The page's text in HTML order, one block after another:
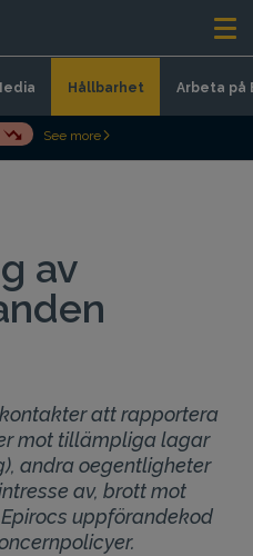
Hållbarhet Arbeta på
See more
av
att rapportera
mot tillämpliga lagar
andra oegentligheter
av, brott mot
uppförandekod